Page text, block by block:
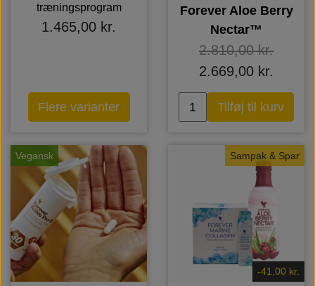
træningsprogram
1.465,00 kr.
Flere varianter
Forever Aloe Berry
Nectar™
2.810,00 kr.
2.669,00 kr.
Tilføj til kurv
Vegansk Sampak & Spar
-41,00 kr.